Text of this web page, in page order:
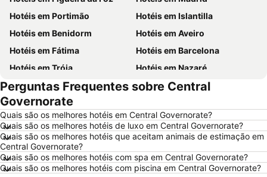
Hotéis em Portimão
Hotéis em Islantilla
Hotéis em Benidorm
Hotéis em Aveiro
Hotéis em Fátima
Hotéis em Barcelona
Hotéis em Tróia
Hotéis em Nazaré
Hotéis em Évora
Hotéis em Peniche
Hotéis em Porto Santo
Hotéis em Sangenjo
Hotéis em Vila Nova de Milfontes
Hotéis em Vilamoura
Hotéis em Vigo
Hotéis em Roma
Hotéis em Centro de Portugal
Hotéis em Sul de Espanha
Hotéis em Málaga
Perguntas Frequentes sobre Central
Governorate
Quais são os melhores hotéis em Central Governorate?
Quais são os melhores hotéis de luxo em Central Governorate?
Quais são os melhores hotéis que aceitam animais de estimação em
Central Governorate?
Quais são os melhores hotéis com spa em Central Governorate?
Quais são os melhores hotéis com piscina em Central Governorate?